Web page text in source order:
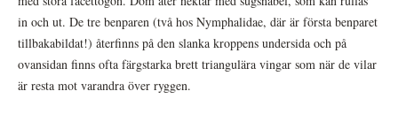
in och ut. De tre benparen (två hos Nymphalidae, där är första benparet
tillbakabildat!) återfinns på den slanka kroppens undersida och på
ovansidan finns ofta färgstarka brett triangulära vingar som när de vilar
är resta mot varandra över ryggen.